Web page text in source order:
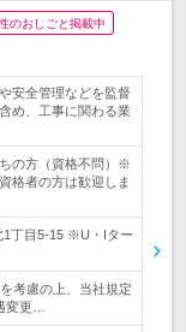
のおしごと掲載中
安全管理などを監督
め、工事に関わる業
の方（資格不問）※
格者の方は歓迎しま
1丁目5-15 ※U・Iター
考慮の上、当社規定
変更…